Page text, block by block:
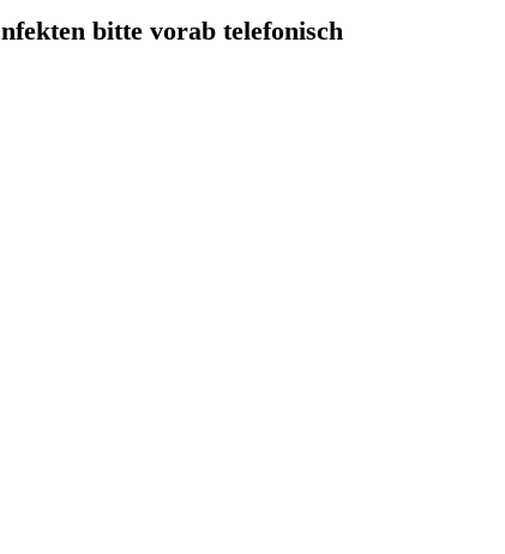
bitte vorab telefonisch